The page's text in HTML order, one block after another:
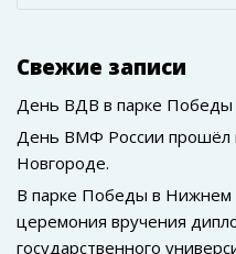
Свежие записи
День ВДВ в парке
День ВМФ России прошёл
Новгороде.
В парке Победы в Нижнем
церемония вручения
государственного